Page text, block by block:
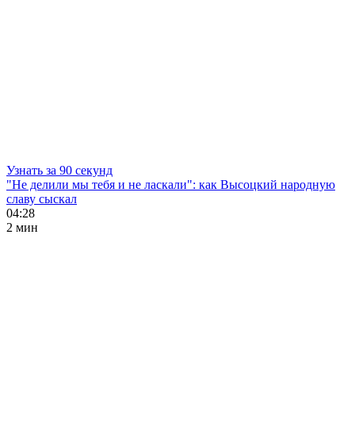
Узнать за 90 секунд
"Не делили мы тебя и не ласкали": как Высоцкий народную
славу сыскал
04:28
2 мин